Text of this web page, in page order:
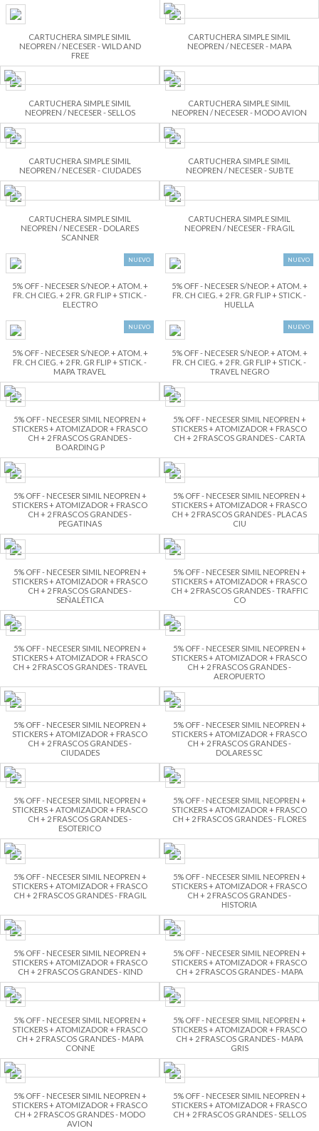
CARTUCHERA SIMPLE SIMIL
NEOPREN / NECESER - WILD AND
FREE
CARTUCHERA SIMPLE SIMIL
NEOPREN / NECESER - MAPA
CARTUCHERA SIMPLE SIMIL
NEOPREN / NECESER - SELLOS
CARTUCHERA SIMPLE SIMIL
NEOPREN / NECESER - MODO AVION
CARTUCHERA SIMPLE SIMIL
NEOPREN / NECESER - CIUDADES
CARTUCHERA SIMPLE SIMIL
NEOPREN / NECESER - SUBTE
CARTUCHERA SIMPLE SIMIL
NEOPREN / NECESER - DOLARES
SCANNER
CARTUCHERA SIMPLE SIMIL
NEOPREN / NECESER - FRAGIL
NUEVO
5% OFF - NECESER S/NEOP. + ATOM. +
FR. CH CIEG. + 2 FR. GR FLIP + STICK. -
ELECTRO
NUEVO
5% OFF - NECESER S/NEOP. + ATOM. +
FR. CH CIEG. + 2 FR. GR FLIP + STICK. -
HUELLA
NUEVO
5% OFF - NECESER S/NEOP. + ATOM. +
FR. CH CIEG. + 2 FR. GR FLIP + STICK. -
MAPA TRAVEL
NUEVO
5% OFF - NECESER S/NEOP. + ATOM. +
FR. CH CIEG. + 2 FR. GR FLIP + STICK. -
TRAVEL NEGRO
5% OFF - NECESER SIMIL NEOPREN +
STICKERS + ATOMIZADOR + FRASCO
CH + 2 FRASCOS GRANDES -
BOARDING P
5% OFF - NECESER SIMIL NEOPREN +
STICKERS + ATOMIZADOR + FRASCO
CH + 2 FRASCOS GRANDES - CARTA
5% OFF - NECESER SIMIL NEOPREN +
STICKERS + ATOMIZADOR + FRASCO
CH + 2 FRASCOS GRANDES -
PEGATINAS
5% OFF - NECESER SIMIL NEOPREN +
STICKERS + ATOMIZADOR + FRASCO
CH + 2 FRASCOS GRANDES - PLACAS
CIU
5% OFF - NECESER SIMIL NEOPREN +
STICKERS + ATOMIZADOR + FRASCO
CH + 2 FRASCOS GRANDES -
SEÑALÉTICA
5% OFF - NECESER SIMIL NEOPREN +
STICKERS + ATOMIZADOR + FRASCO
CH + 2 FRASCOS GRANDES - TRAFFIC
CO
5% OFF - NECESER SIMIL NEOPREN +
STICKERS + ATOMIZADOR + FRASCO
CH + 2 FRASCOS GRANDES - TRAVEL
5% OFF - NECESER SIMIL NEOPREN +
STICKERS + ATOMIZADOR + FRASCO
CH + 2 FRASCOS GRANDES -
AEROPUERTO
5% OFF - NECESER SIMIL NEOPREN +
STICKERS + ATOMIZADOR + FRASCO
CH + 2 FRASCOS GRANDES -
CIUDADES
5% OFF - NECESER SIMIL NEOPREN +
STICKERS + ATOMIZADOR + FRASCO
CH + 2 FRASCOS GRANDES -
DOLARES SC
5% OFF - NECESER SIMIL NEOPREN +
STICKERS + ATOMIZADOR + FRASCO
CH + 2 FRASCOS GRANDES -
ESOTERICO
5% OFF - NECESER SIMIL NEOPREN +
STICKERS + ATOMIZADOR + FRASCO
CH + 2 FRASCOS GRANDES - FLORES
5% OFF - NECESER SIMIL NEOPREN +
STICKERS + ATOMIZADOR + FRASCO
CH + 2 FRASCOS GRANDES - FRAGIL
5% OFF - NECESER SIMIL NEOPREN +
STICKERS + ATOMIZADOR + FRASCO
CH + 2 FRASCOS GRANDES -
HISTORIA
5% OFF - NECESER SIMIL NEOPREN +
STICKERS + ATOMIZADOR + FRASCO
CH + 2 FRASCOS GRANDES - KIND
5% OFF - NECESER SIMIL NEOPREN +
STICKERS + ATOMIZADOR + FRASCO
CH + 2 FRASCOS GRANDES - MAPA
5% OFF - NECESER SIMIL NEOPREN +
STICKERS + ATOMIZADOR + FRASCO
CH + 2 FRASCOS GRANDES - MAPA
CONNE
5% OFF - NECESER SIMIL NEOPREN +
STICKERS + ATOMIZADOR + FRASCO
CH + 2 FRASCOS GRANDES - MAPA
GRIS
5% OFF - NECESER SIMIL NEOPREN +
STICKERS + ATOMIZADOR + FRASCO
CH + 2 FRASCOS GRANDES - MODO
AVION
5% OFF - NECESER SIMIL NEOPREN +
STICKERS + ATOMIZADOR + FRASCO
CH + 2 FRASCOS GRANDES - SELLOS